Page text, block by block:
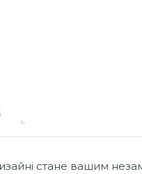
стане вашим